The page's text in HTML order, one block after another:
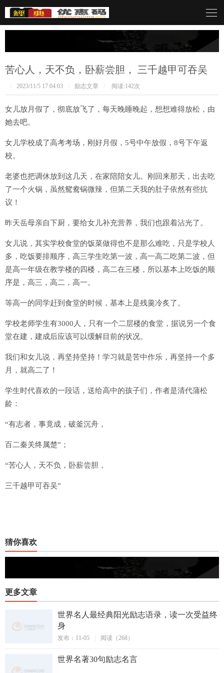
苦心人，天不负，卧薪尝胆， 三千越甲可吞吴
2023/11/5 17:04:03 励志文章 阅读:142次
女儿放月假了，彻底放飞了，每天晚睡晚起，想想难得放松，由
她去吧。
女儿学校成了高考考场，刚好月假，5号中午放假，8号下午返
校。
老婆也把调休放到这几天，在家陪陪女儿。刚回来那天，出去吃
了一个火锅，虽然鸳鸯锅微辣，但第二天我的肚子依然有些抗
议！
昨天岳母亲自下厨，要给女儿补充营养，我们也跟着沾光了。
女儿说，其实学校食堂的饭菜做得也不是那么难吃，只是学校人
多，吃饭要排顺序，高三学生吃第一波，高一高二吃第二波，但
是高一年级在教学楼的四楼，高二在三楼，所以基本上吃饭的顺
序是，高三，高二，高一。
等高一的同学赶到食堂的时候，基本上是残羹冷炙了。
学校老师学生有3000人，只有一个二层楼的食堂，据说另一个食
堂在建，建成后应该可以缓解目前的状况。
我们和女儿说，再坚持坚持！学习就是苦中作乐，再坚持一个多
月，就高二了！
学生时代喜欢的一段话，送给高中的孩子们，作者是清代蒲松
龄：
“有志者，事竟成，破釜沉舟，
百二秦关终属楚”；
“苦心人，天不负，卧薪尝胆，
三千越甲可吞吴”
猜你喜欢
更多文章
世界名人最经典阳光励志语录，读一次受益终
身
发布：11-05 阅读（268）
世界名著30句励志名言